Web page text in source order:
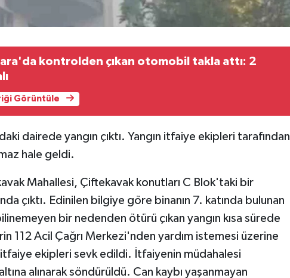
kontrolden çıkan otomobil takla attı: 2
Görüntüle
dairede yangın çıktı. Yangın itfaiye ekipleri tarafından
hale geldi.
Mahallesi, Çiftekavak konutları C Blok'taki bir
çıktı. Edinilen bilgiye göre binanın 7. katında bulunan
bir nedenden ötürü çıkan yangın kısa sürede
112 Acil Çağrı Merkezi'nden yardım istemesi üzerine
ekipleri sevk edildi. İtfaiyenin müdahalesi
alınarak söndürüldü. Can kaybı yaşanmayan